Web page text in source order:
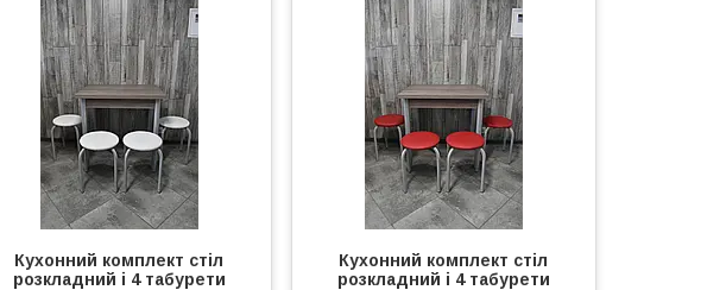
Кухонний комплект стіл
розкладний і 4 табурети
Кухонний комплект стіл
розкладний і 4 табурети